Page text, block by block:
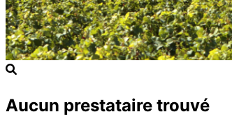
Aucun prestataire trouvé